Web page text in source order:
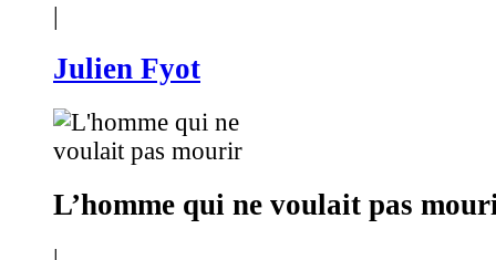
|
Julien Fyot
L’homme qui ne voulait pas